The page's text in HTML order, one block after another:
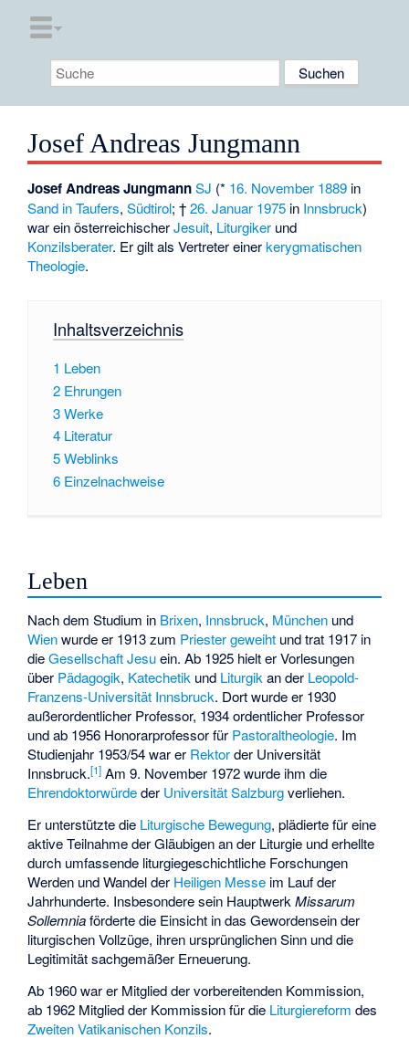
Josef Andreas Jungmann
Josef Andreas Jungmann SJ (* 16. November 1889 in
Sand in Taufers,Südtirol; †26. Januar 1975 in Innsbruck)
war ein österreichischerJesuit, Liturgiker und
Konzilsberater. Er gilt als Vertreter einerkerygmatischen
Theologie.
Inhaltsverzeichnis
1 Leben
2 Ehrungen
3Werke
4 Literatur
5Weblinks
6 Einzelnachweise
Leben
Nach dem Studium in Brixen, Innsbruck, München und
Wienwurde er 1913 zum Priester geweiht und trat 1917 in
dieGesellschaft Jesuein. Ab 1925 hielt er Vorlesungen
über Pädagogik, Katechetik und Liturgikan der Leopold-
Franzens-Universität Innsbruck. Dort wurde er 1930
außerordentlicher Professor, 1934 ordentlicher Professor
und ab 1956 Honorarprofessor für Pastoraltheologie. Im
Studienjahr 1953/54 war er Rektorder Universität
Innsbruck.[1] Am 9. November 1972 wurde ihm die
Ehrendoktorwürdeder Universität Salzburgverliehen.
Er unterstützte die Liturgische Bewegung, plädierte für eine
aktive Teilnahme der Gläubigen an der Liturgie und erhellte
durch umfassende liturgiegeschichtliche Forschungen
Werden und Wandel der Heiligen Messe im Lauf der
Jahrhunderte. Insbesondere sein HauptwerkMissarum
Sollemniaförderte die Einsicht in das Gewordensein der
liturgischen Vollzüge, ihren ursprünglichen Sinn und die
Legitimität sachgemäßer Erneuerung.
Ab 1960 war er Mitglied der vorbereitenden Kommission,
ab 1962 Mitglied der Kommission für die Liturgiereform des
Zweiten Vatikanischen Konzils.